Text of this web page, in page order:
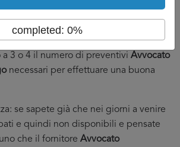
serenamente la vostra scelta.
a 3 o 4 il numero di preventivi Avvocato
necessari per effettuare una buona
se sapete già che nei giorni a venire
e quindi non disponibili e pensate
che il fornitore Avvocato
completed: 0%